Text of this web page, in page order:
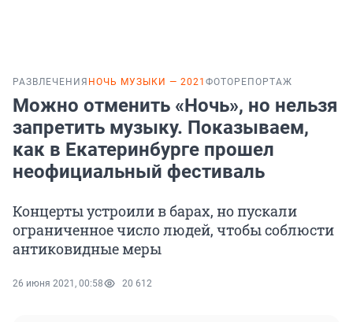
РАЗВЛЕЧЕНИЯ НОЧЬ МУЗЫКИ — 2021 ФОТОРЕПОРТАЖ
Можно отменить «Ночь», но нельзя
запретить музыку. Показываем,
как в Екатеринбурге прошел
неофициальный фестиваль
Концерты устроили в барах, но пускали
ограниченное число людей, чтобы соблюсти
антиковидные меры
26 июня 2021, 00:58 20 612